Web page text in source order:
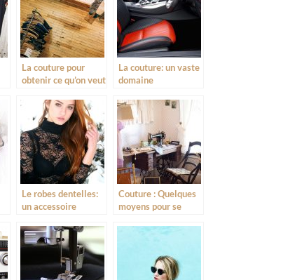
La couture pour
obtenir ce qu’on veut
La couture: un vaste
domaine
Le robes dentelles:
un accessoire
femmes
Couture : Quelques
moyens pour se